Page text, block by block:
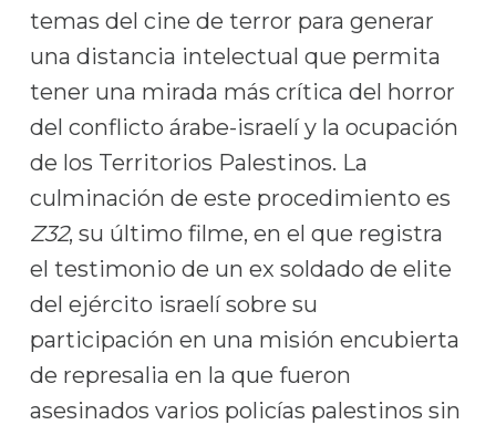
temas del cine de terror para generar
una distancia intelectual que permita
tener una mirada más crítica del horror
del conflicto árabe-israelí y la ocupación
de los Territorios Palestinos. La
culminación de este procedimiento es
Z32, su último filme, en el que registra
el testimonio de un ex soldado de elite
del ejército israelí sobre su
participación en una misión encubierta
de represalia en la que fueron
asesinados varios policías palestinos sin